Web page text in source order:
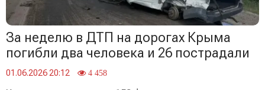
За неделю в ДТП на дорогах Крыма
погибли два человека и 26 пострадали
01.06.2026 20:12 4 458